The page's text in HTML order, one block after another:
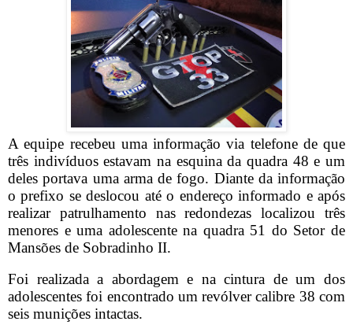
A equipe recebeu uma informação via telefone de que
três indivíduos estavam na esquina da quadra 48 e um
deles portava uma arma de fogo. Diante da informação
o prefixo se deslocou até o endereço informado e após
realizar patrulhamento nas redondezas localizou três
menores e uma adolescente na quadra 51 do Setor de
Mansões de Sobradinho II.
Foi realizada a abordagem e na cintura de um dos
adolescentes foi encontrado um revólver calibre 38 com
seis munições intactas.